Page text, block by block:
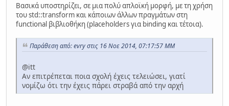
Βασικά υποστηρίζει, σε μια πολύ απλοϊκή μορφή, με τη χρήση
του std::transform και κάποιων άλλων πραγμάτων στη
functional βιβλιοθήκη (placeholders για binding και τέτοια).
Παράθεση από: evry στις 16 Νοε 2014, 07:17:57 ΜΜ
@itt
Αν επιτρέπεται ποια σχολή έχεις τελειώσει, γιατί
νομίζω ότι την έχεις πάρει στραβά από την αρχή